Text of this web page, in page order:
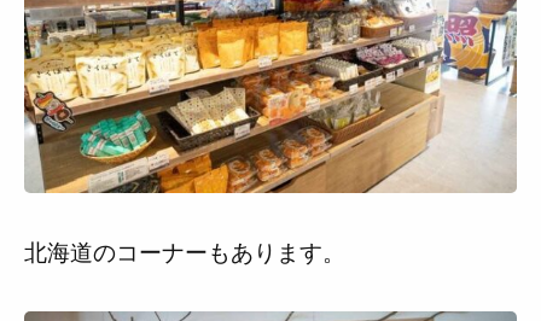
北海道のコーナーもあります。